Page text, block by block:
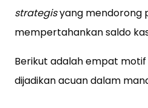
strategisyang mendorong
mempertahankan saldo
Berikut adalah empat
dijadikan acuan dalam